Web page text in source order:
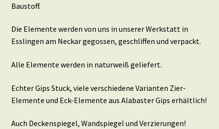
Baustoff.
Die Elemente werden von uns in unserer Werkstatt in
Esslingen am Neckar gegossen, geschliffen und verpackt.
Alle Elemente werden in naturweiß geliefert.
Echter Gips Stuck, viele verschiedene Varianten Zier-
Elemente und Eck-Elemente aus Alabaster Gips erhältlich!
Auch Deckenspiegel, Wandspiegel und Verzierungen!